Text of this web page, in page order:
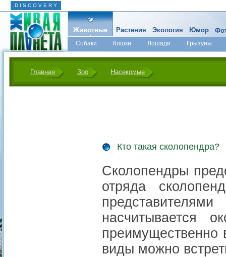
D I S C O V E R Y
Животные
Собаки Кошки Лошади
Грызуны
Микромир
Растения Экология Юмор
Главная Зоо Насекомые
Кто такая сколопендра?
Сколопендры
отряда
насчитывается
преимущественно
виды можно